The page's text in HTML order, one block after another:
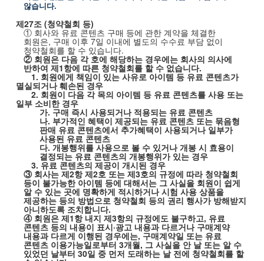
않습니다.
제27조(청약철회 등)
① 회사와 유료 콘텐츠 구매 등에 관한 계약을 체결한
회원은, 구매 이후 7일 이내에 별도의 수수료 부담 없이
청약철회를 할 수 있습니다.
② 회원은 다음 각 호에 해당하는 경우에는 회사의 의사에
반하여 제1항에 따른 청약철회를 할 수 없습니다.
1. 회원에게 책임이 있는 사유로 아이템 등 유료 콘텐츠가
멸실되거나 훼손된 경우
2. 회원이 다음 각 목의 아이템 등 유료 콘텐츠를 사용 또는
일부 소비한 경우
가. 구매 즉시 사용되거나 적용되는 유료 콘텐츠
나. 부가적인 혜택이 제공되는 유료 콘텐츠 또는 묶음형
판매 유료 콘텐츠에서 추가혜택이 사용되거나 일부가
사용된 유료 콘텐츠
다. 개봉행위를 사용으로 볼 수 있거나 개봉 시 효용이
결정되는 유료 콘텐츠의 개봉행위가 있는 경우
3. 유료 콘텐츠의 제공이 개시된 경우
③ 회사는 제2항 제2호 또는 제3호의 규정에 따라 청약철회
등이 불가능한 아이템 등에 대해서는 그 사실을 회원이 쉽게
알 수 있는 곳에 명확하게 적시하거나 시험 사용 상품을
제공하는 등의 방법으로 청약철회 등의 권리 행사가 방해받지
아니하도록 조치합니다.
④ 회원은 제1항 내지 제3항의 규정에도 불구하고, 유료
콘텐츠 등의 내용이 표시·광고 내용과 다르거나 구매계약
내용과 다르게 이행된 경우에는, 구매계약일 또는 유료
콘텐츠 이용가능일로부터 3개월, 그 사실을 안 날 또는 알 수
있었던 날부터 30일 중 먼저 도래하는 날 전에 청약철회를 할